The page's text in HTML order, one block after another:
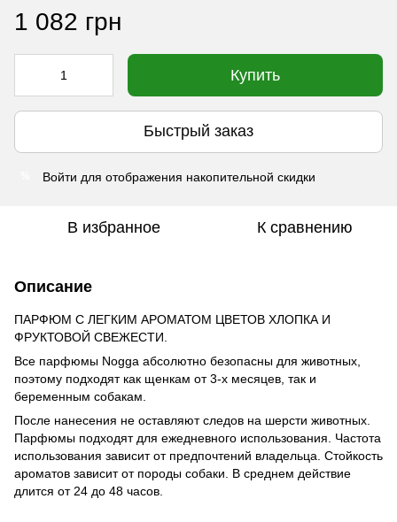
1 082 грн
Купить
Быстрый заказ
Войти для отображения накопительной скидки
В избранное К сравнению
Описание
ПАРФЮМ С ЛЕГКИМ АРОМАТОМ ЦВЕТОВ ХЛОПКА И
ФРУКТОВОЙ СВЕЖЕСТИ.
Все парфюмы Nogga абсолютно безопасны для животных,
поэтому подходят как щенкам от 3-х месяцев, так и
беременным собакам.
После нанесения не оставляют следов на шерсти животных.
Парфюмы подходят для ежедневного использования. Частота
использования зависит от предпочтений владельца. Стойкость
ароматов зависит от породы собаки. В среднем действие
длится от 24 до 48 часов.